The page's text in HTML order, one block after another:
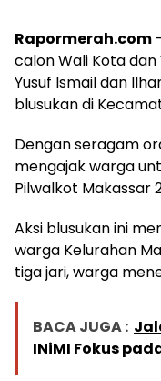
Rapormerah.com
calon Wali Kota dan
Yusuf Ismail dan
blusukan di
Dengan seragam
mengajak warga
Pilwalkot Makassar
Aksi blusukan ini
warga Kelurahan
tiga jari, warga
BACA JUGA :
INiMI Fokus